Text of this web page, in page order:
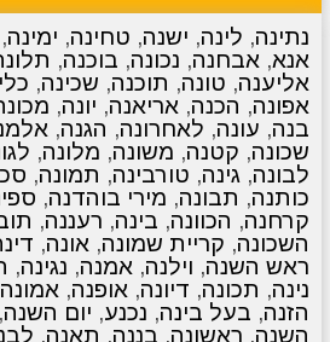
נתינה, לינה, ישנה, טחינה, ימינה,
אנא, אבחנה, נכונה, בוכנה,
אליענה, טונה, תוכנה, שכינה,
אפונה, הכנה, אריאנה, יונה,
בנה, עונה, לאחרונה, הגנה,
שכונה, קטנה, משונה, מלונה,
לבונה, גינה, טורבינה, תמונה,
כותנה, תבונה, מירי בוהדנה,
קרחנה, הכוונה, בינה, רעננה,
השכונה, קריית שמונה, אונה,
ראש השנה, וילנה, אמנה, נגינה,
נינה, תכונה, דיונה, אופנה, אמונה
הזנה, בעל בינה, נכנע, יום השנה,
השנה, ראשונה, בננה, תאנה,